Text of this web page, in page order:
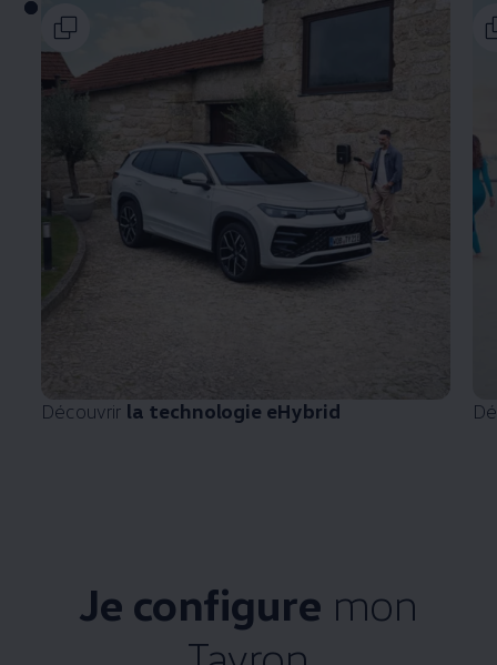
Découvrir la technologie eHybrid
Je configure mon